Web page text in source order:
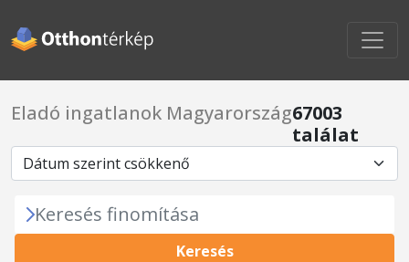
Eladó ingatlanok Magyarország67003
találat
Keresés finomítása
Keresés